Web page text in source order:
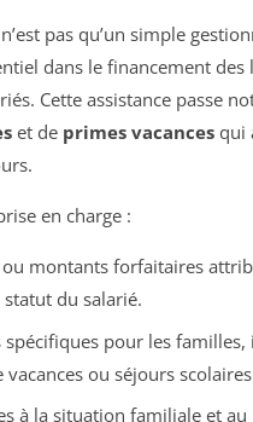
pas qu’un simple
dans le financement des
Cette assistance passe
et de primes vacances qui
en charge :
montants forfaitaires
du salarié.
pour les familles,
ou séjours
à la situation familiale et au